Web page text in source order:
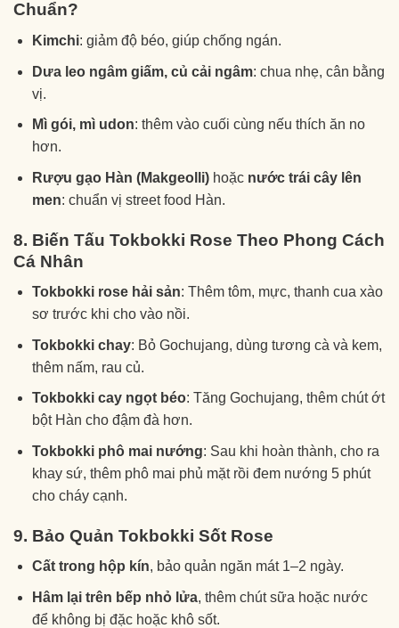
Chuẩn?
Kimchi: giảm độ béo, giúp chống ngán.
Dưa leo ngâm giấm, củ cải ngâm: chua nhẹ, cân bằng
vị.
Mì gói, mì udon: thêm vào cuối cùng nếu thích ăn no
hơn.
Rượu gạo Hàn (Makgeolli)hoặc nước trái cây lên
men: chuẩn vị street food Hàn.
8. Biến Tấu Tokbokki Rose Theo Phong Cách
Cá Nhân
Tokbokki rose hải sản: Thêm tôm, mực, thanh cua xào
sơ trước khi cho vào nồi.
Tokbokki chay: Bỏ Gochujang, dùng tương cà và kem,
thêm nấm, rau củ.
Tokbokki cay ngọt béo: Tăng Gochujang, thêm chút ớt
bột Hàn cho đậm đà hơn.
Tokbokki phô mai nướng: Sau khi hoàn thành, cho ra
khay sứ, thêm phô mai phủ mặt rồi đem nướng 5 phút
cho cháy cạnh.
9. Bảo Quản Tokbokki Sốt Rose
Cất trong hộp kín, bảo quản ngăn mát 1–2 ngày.
Hâm lại trên bếp nhỏ lửa, thêm chút sữa hoặc nước
để không bị đặc hoặc khô sốt.